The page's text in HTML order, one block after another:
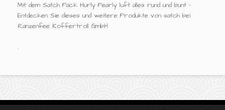
Mit dem Satch Pack Hurly Pearly luft alles rund und bunt -
Entdecken Sie dieses und weitere Produkte von satch bei
Ranzenfee Koffertroll GmbH
.